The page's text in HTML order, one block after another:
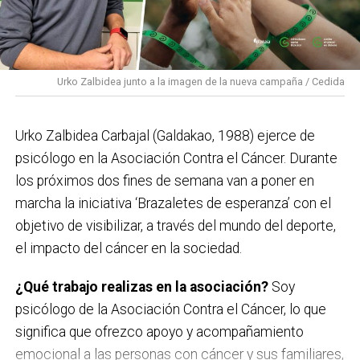
PROGRAMA CONCIERTOS SANTAKURTZAK 2026
Viernes 11 de septiembre
Sábado 12 de septiembre
Kaotiko
Viernes 18 de septiembre
Les Testarudes
Sábado 19 de septiembre
Urko Zalbidea junto a la imagen de la nueva campaña / Cedida
Urko Zalbidea Carbajal (Galdakao, 1988) ejerce de
psicólogo en la Asociación Contra el Cáncer. Durante
los próximos dos fines de semana van a poner en
marcha la iniciativa ‘Brazaletes de esperanza’ con el
objetivo de visibilizar, a través del mundo del deporte,
el impacto del cáncer en la sociedad.
¿Qué trabajo realizas en la asociación? Soy
psicólogo de la Asociación Contra el Cáncer, lo que
significa que ofrezco apoyo y acompañamiento
emocional a las personas con cáncer y sus familiares,